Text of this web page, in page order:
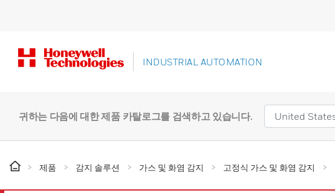
INDUSTRIAL AUTOMATION
귀하는 다음에 대한 제품 카탈로그를 검색하고 있습니다.
제품 감지 솔루션 가스 및 화염 감지 고정식 가스 및 화염 감지